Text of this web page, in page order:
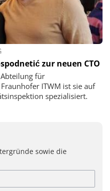
zur neuen CTO
für
ITWM ist sie auf
spezialisiert.
sowie die